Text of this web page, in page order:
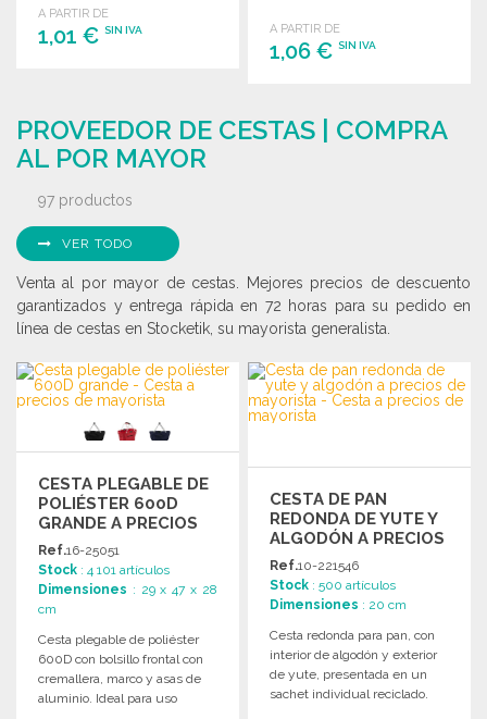
A PARTIR DE
1,01 € SIN IVA A PARTIR DE
1,06 €SIN IVA
Solicitar un presupuesto
PROVEEDOR DE CESTAS | COMPRA
AL POR MAYOR
97 productos
VER TODO
Venta al por mayor de cestas. Mejores precios de descuento
garantizados y entrega rápida en 72 horas para su pedido en
línea de cestas en Stocketik, su mayorista generalista.
CESTA PLEGABLE DE
POLIÉSTER 600D
GRANDE A PRECIOS
DE MAYORISTA
Ref.16-25051
Stock : 4 101 artículos
Dimensiones : 29 x 47 x 28
cm
Cesta plegable de poliéster
600D con bolsillo frontal con
cremallera, marco y asas de
aluminio. Ideal para uso
CESTA DE PAN
REDONDA DE YUTE Y
ALGODÓN A PRECIOS
DE MAYORISTA
Ref.10-221546
Stock : 500 artículos
Dimensiones : 20 cm
Cesta redonda para pan, con
interior de algodón y exterior
de yute, presentada en un
sachet individual reciclado.